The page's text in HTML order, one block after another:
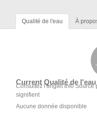
Qualité de l'eau À
Current Qualité de l'eau
Consultez l'onglet Info Source
signifient
Aucune donnée disponible